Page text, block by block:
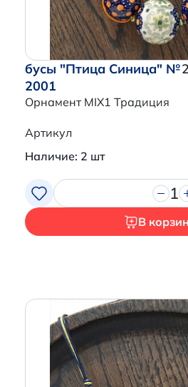
бусы "Птица Синица" №
2001
Орнамент MIX1 Традиция
Артикул
Наличие: 2 шт
1
В